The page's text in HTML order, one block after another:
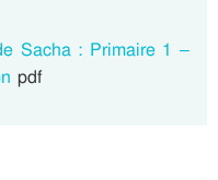
Sacha : Primaire 1 –
pdf